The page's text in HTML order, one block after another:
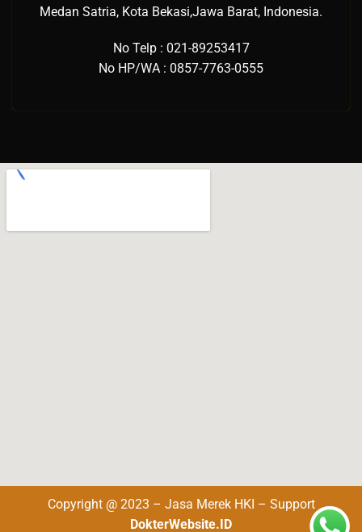
Medan Satria, Kota Bekasi,Jawa Barat, Indonesia.
No Telp : 021-89253417
No HP/WA : 0857-7763-0555
Copyright @ 2023 – Jasa Merek HKI – Support
DokterWebsite.ID